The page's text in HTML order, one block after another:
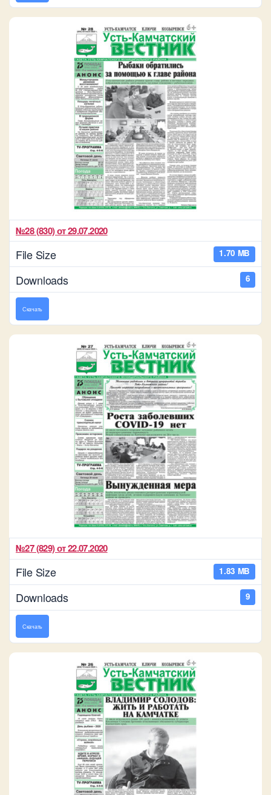
№28 (830) от 29.07.2020
File Size 1.70 MB
Downloads 6
Скачать
№27 (829) от 22.07.2020
File Size 1.83 MB
Downloads 9
Скачать